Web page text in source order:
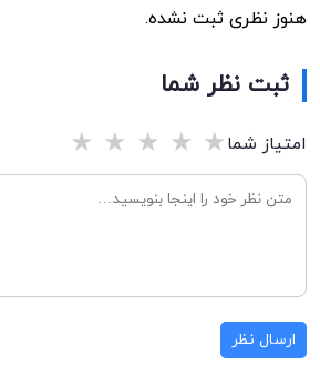
هنوز نظری ثبت نشده.
ثبت نظر شما
امتیاز شما★
★
★
★
★
ارسال نظر